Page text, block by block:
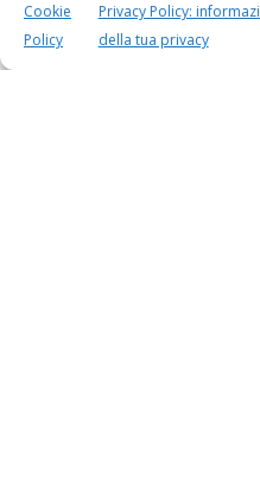
Cookie
Policy
Privacy Policy:
della tua privacy
Speciali